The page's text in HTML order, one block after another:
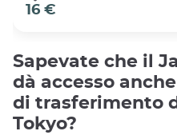
16 €
Sapevate che il
dà accesso
di trasferimento
Tokyo?